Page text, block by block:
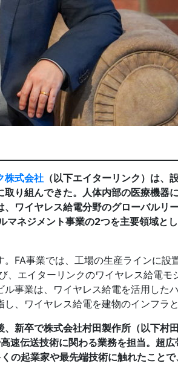
株式会社 （以下エイターリンク）は
り組んできた。人体内部の医療機
ワイヤレス給電分野のグローバル
ネジメント事業の2つを主要領域
FA事業では、工場の生産ラインに
、エイターリンクのワイヤレス給電
事業は、ワイヤレス給電を活用し
、ワイヤレス給電を建物のインフラ
新卒で株式会社村田製作所（以下村
伝送技術に関わる業務を担当。超
起業家や最先端技術に触れたこと